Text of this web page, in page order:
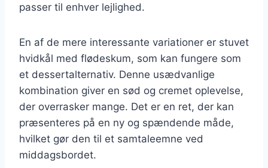
passer til enhver lejlighed.
En af de mere interessante variationer er stuvet
hvidkål med flødeskum, som kan fungere som
et dessertalternativ. Denne usædvanlige
kombination giver en sød og cremet oplevelse,
der overrasker mange. Det er en ret, der kan
præsenteres på en ny og spændende måde,
hvilket gør den til et samtaleemne ved
middagsbordet.